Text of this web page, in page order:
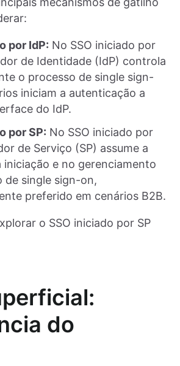
por IdP: No SSO iniciado por
de Identidade (IdP) controla
o processo de single sign-
iniciam a autenticação a
do IdP.
por SP: No SSO iniciado por
de Serviço (SP) assume a
iniciação e no gerenciamento
de single sign-on,
preferido em cenários B2B.
o SSO iniciado por SP
do